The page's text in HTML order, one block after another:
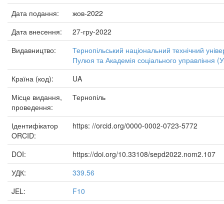
Дата подання:
жов-2022
Дата внесення:
27-гру-2022
Видавництво:
Тернопільський національний технічний
Пулюя та Академія соціального управління
Країна (код):
UA
Місце видання,
проведення:
Тернопіль
Ідентифікатор
ORCID:
https: //orcid.org/0000-0002-0723-5772
DOI:
https://doi.org/10.33108/sepd2022.nom2.107
УДК:
339.56
JEL:
F10